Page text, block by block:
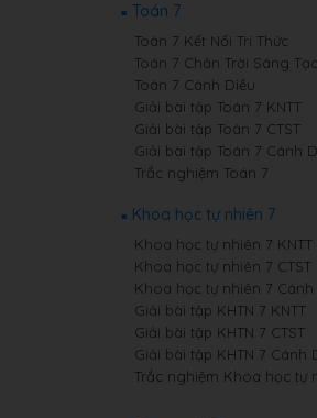
Toán 7
Toán 7 Kết Nối Tri Thức
Toán 7 Chân Trời Sáng
Toán 7 Cánh Diều
Giải bài tập Toán 7 KNTT
Giải bài tập Toán 7 CTST
Giải bài tập Toán 7 Cánh
Trắc nghiệm Toán 7
Khoa học tự nhiên 7
Khoa học tự nhiên 7 KNTT
Khoa học tự nhiên 7 CTST
Khoa học tự nhiên 7 Cánh
Giải bài tập KHTN 7 KNTT
Giải bài tập KHTN 7 CTST
Giải bài tập KHTN 7 Cánh
Trắc nghiệm Khoa học tự